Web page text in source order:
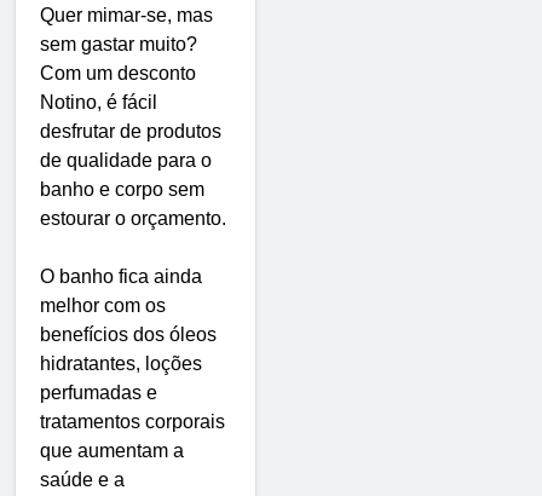
Quer mimar-se, mas
sem gastar muito?
Com um desconto
Notino, é fácil
desfrutar de produtos
de qualidade para o
banho e corpo sem
estourar o orçamento.
O banho fica ainda
melhor com os
benefícios dos óleos
hidratantes, loções
perfumadas e
tratamentos corporais
que aumentam a
saúde e a